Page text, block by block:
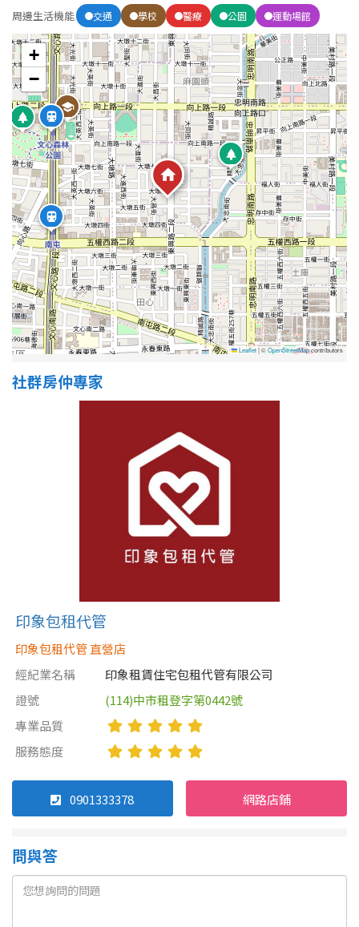
20-30 年 30-40 年
40 年以上
售價
周邊生活機能 交通 學校 醫療 公園 運動場館
+
−
Leaflet|©OpenStreetMapcontributors
社群房仲專家
印象包租代管
印象包租代管 直營店
經紀業名稱
印象租賃住宅包租代管有限公司
證號
(114)中市租登字第0442號
專業品質
服務態度
0901333378 網路店鋪
問與答